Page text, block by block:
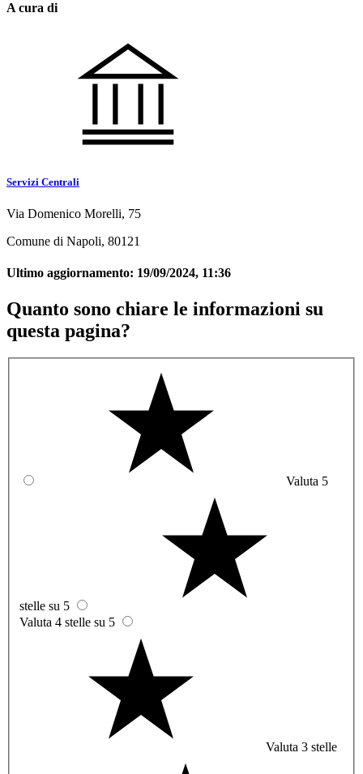
A cura di
Servizi Centrali
Via Domenico Morelli, 75
Comune di Napoli, 80121
Ultimo aggiornamento: 19/09/2024, 11:36
Quanto sono chiare le informazioni su
questa pagina?
Valuta 5
stelle su 5
Valuta 4 stelle su 5
Valuta 3 stelle